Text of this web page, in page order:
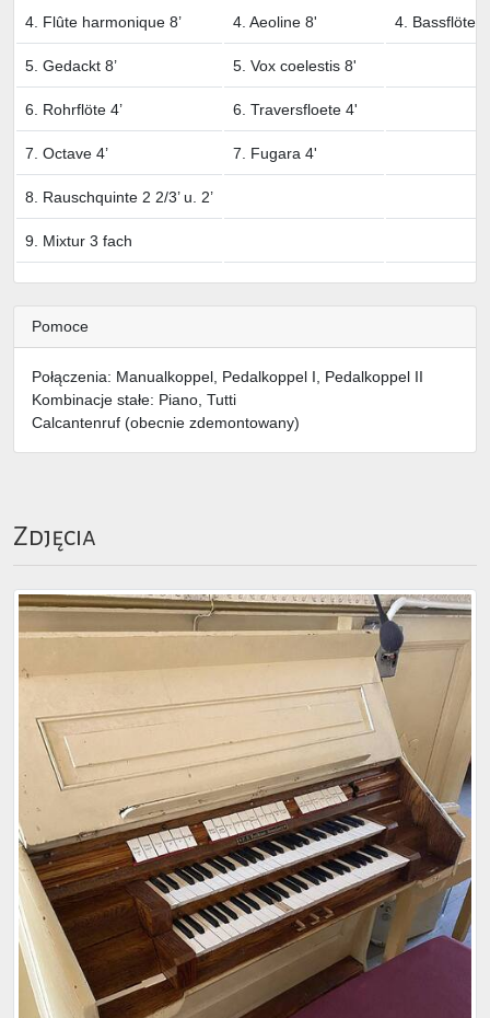
4. Flûte harmonique 8’ 4. Aeoline 8' 4. Bassflöte
5. Gedackt 8’ 5. Vox coelestis 8'
6. Rohrflöte 4’ 6. Traversfloete 4'
7. Octave 4’ 7. Fugara 4'
8. Rauschquinte 2 2/3’ u. 2’
9. Mixtur 3 fach
Pomoce
Połączenia: Manualkoppel, Pedalkoppel I, Pedalkoppel II
Kombinacje stałe: Piano, Tutti
Calcantenruf (obecnie zdemontowany)
Zdjęcia